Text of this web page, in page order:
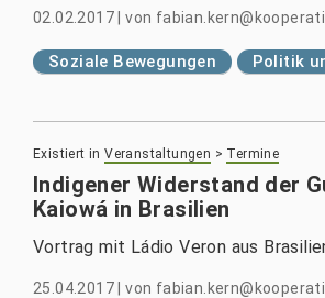
02.02.2017 |von
Soziale Bewegungen Politik
Existiert in Veranstaltungen > Termine
Indigener Widerstand der
Kaiowá in Brasilien
Vortrag mit Ládio Veron aus
25.04.2017 |von